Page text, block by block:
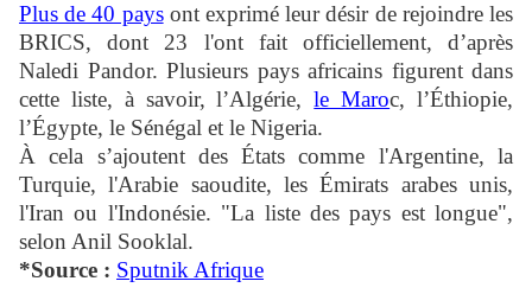
Plus de 40 paysont exprimé leur désir de rejoindre les
BRICS, dont 23 l'ont fait officiellement, d’après
Naledi Pandor. Plusieurs pays africains figurent dans
cette liste, à savoir, l’Algérie,le Maroc, l’Éthiopie,
l’Égypte, le Sénégal et le Nigeria.
À cela s’ajoutent des États comme l'Argentine, la
Turquie, l'Arabie saoudite, les Émirats arabes unis,
l'Iran ou l'Indonésie. "La liste des pays est longue",
selon Anil Sooklal.
*Source : Sputnik Afrique